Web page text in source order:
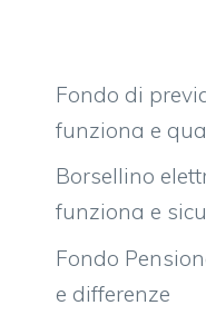
Fondo di
funziona e
Borsellino
funziona e
Fondo
e differenze